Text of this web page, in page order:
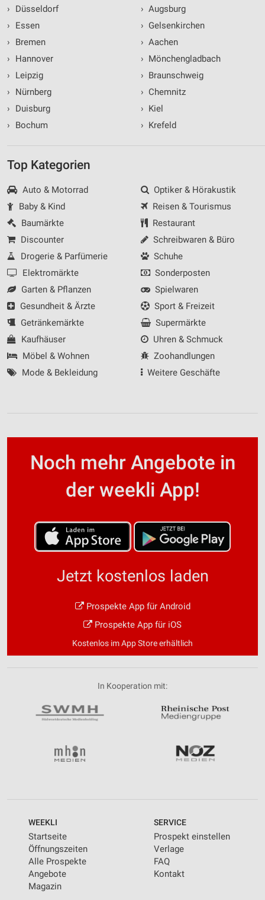
›
Düsseldorf
›
Essen
›
Bremen
›
Hannover
›
Leipzig
›
Nürnberg
›
Duisburg
›
Bochum
› Augsburg
› Gelsenkirchen
› Aachen
› Mönchengladbach
› Braunschweig
› Chemnitz
› Kiel
› Krefeld
Top Kategorien
Auto & Motorrad
Baby & Kind
Baumärkte
Discounter
Drogerie & Parfümerie
Elektromärkte
Garten & Pflanzen
Gesundheit & Ärzte
Getränkemärkte
Kaufhäuser
Möbel & Wohnen
Mode & Bekleidung
Optiker & Hörakustik
Reisen & Tourismus
Restaurant
Schreibwaren & Büro
Schuhe
Sonderposten
Spielwaren
Sport & Freizeit
Supermärkte
Uhren & Schmuck
Zoohandlungen
Weitere Geschäfte
Noch mehr Angebote in
der weekli App!
Jetzt kostenlos laden
Prospekte App für Android
Prospekte App für iOS
Kostenlos im App Store erhältlich
In Kooperation mit:
WEEKLI
Startseite
Öffnungszeiten
Alle Prospekte
Angebote
Magazin
SERVICE
Prospekt einstellen
Verlage
FAQ
Kontakt